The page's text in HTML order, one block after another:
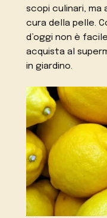
scopi culinari, ma
cura della pelle.
d’oggi non è
acquista al
in giardino.